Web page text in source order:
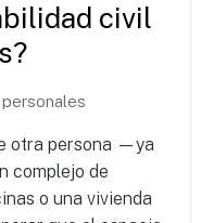
civil
otra persona —ya
complejo de
o una vivienda